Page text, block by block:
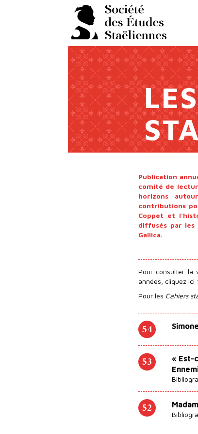
Publication
comité de
horizons
contributions
Coppet et
diffusés par les
Gallica.
Pour consulter la
années, cliquez ici :
Pour les Cahiers
54
53
« Est-
52
Panneau de gestion des cookies